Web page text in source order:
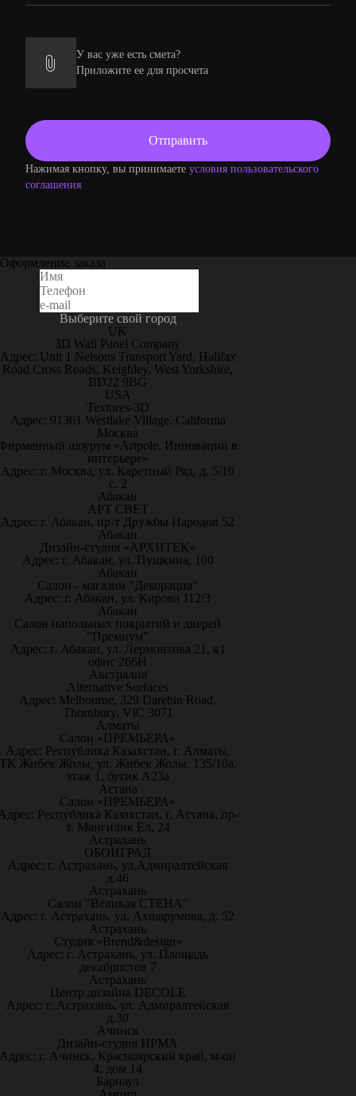
У вас уже есть смета?
Приложите ее для просчета
Нажимая кнопку, вы принимаете условия пользовательского
соглашения
Оформление заказа
Выберите свой город
UK
3D Wall Panel Company
Адрес: Unit 1 Nelsons Transport Yard, Halifax
Road Cross Roads, Keighley, West Yorkshire,
BD22 9BG
USA
Textures-3D
Адрес: 91361 Westlake Village, California
Москва
шоурум «Artpole. Инновации в
интерьере»
Адрес: г. Москва, ул. Каретный Ряд, д. 5/10
с. 2
Абакан
АРТ СВЕТ
Адрес: г. Абакан, пр-т Дружбы Народов 52
Абакан
Дизайн-студия «АРХИТЕК»
Адрес: г. Абакан, ул. Пушкина, 100
Абакан
Салон - магазин "Декорация"
Адрес: г. Абакан, ул. Кирова 112/3
Абакан
Салон напольных покрытий и дверей
"Премиум"
Адрес: г. Абакан, ул. Лермонтова 21, к1
офис 266Н
Австралия
Alternative Surfaces
Адрес: Melbourne, 329 Darebin Road,
Thornbury, VIC 3071
Алматы
Салон «ПРЕМЬЕРА»
Адрес: Республика Казахстан, г. Алматы,
Жибек Жолы, ул. Жибек Жолы, 135/10а,
этаж 1, бутик А23а
Астана
Салон «ПРЕМЬЕРА»
Республика Казахстан, г. Астана, пр-
т. Мангилик Ел, 24
Астрахань
ОБОИГРАД
Адрес: г. Астрахань, ул.Адмиралтейская
д.46
Астрахань
Салон "Великая СТЕНА"
Адрес: г. Астрахань, ул. Ахшарумова, д. 52
Астрахань
Студия «Brend&design»
Адрес: г. Астрахань, ул. Площадь
декабристов 7
Астрахань
Центр дизайна DECOLE
Адрес: г. Астрахань, ул. Адмиралтейская
д.30
Ачинск
Дизайн-студия ИРМА
Адрес: г. Ачинск, Красноярский край, м-он
4, дом 14
Барнаул